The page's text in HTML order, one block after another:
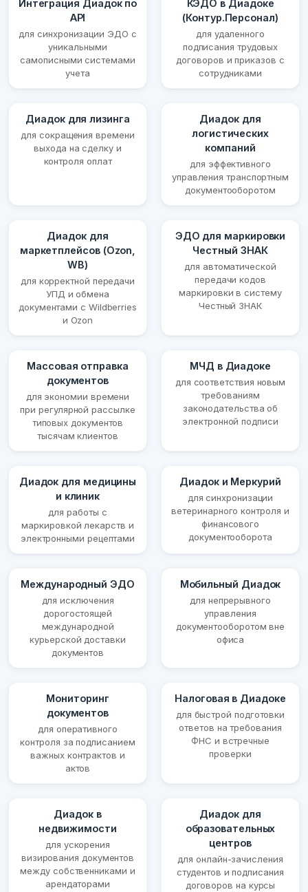
Интеграция Диадок по
API
для синхронизации ЭДО с
уникальными
самописными системами
учета
КЭДО в Диадоке
(Контур.Персонал)
для удаленного
подписания трудовых
договоров и приказов с
сотрудниками
Диадок для лизинга
для сокращения времени
выхода на сделку и
контроля оплат
Диадок для
логистических
компаний
для эффективного
управления транспортным
документооборотом
Диадок для
маркетплейсов (Ozon,
WB)
для корректной передачи
УПД и обмена
документами с Wildberries
и Ozon
ЭДО для маркировки
Честный ЗНАК
для автоматической
передачи кодов
маркировки в систему
Честный ЗНАК
Массовая отправка
документов
для экономии времени
при регулярной рассылке
типовых документов
тысячам клиентов
МЧД в Диадоке
для соответствия новым
требованиям
законодательства об
электронной подписи
Диадок для медицины
и клиник
для работы с
маркировкой лекарств и
электронными рецептами
Диадок и Меркурий
для синхронизации
ветеринарного контроля и
финансового
документооборота
Международный ЭДО
для исключения
дорогостоящей
международной
курьерской доставки
документов
Мобильный Диадок
для непрерывного
управления
документооборотом вне
офиса
Мониторинг
документов
для оперативного
контроля за подписанием
важных контрактов и
актов
Налоговая в Диадоке
для быстрой подготовки
ответов на требования
ФНС и встречные
проверки
Диадок в
недвижимости
для ускорения
визирования документов
между собственниками и
арендаторами
Диадок для
образовательных
центров
для онлайн-зачисления
студентов и подписания
договоров на курсы